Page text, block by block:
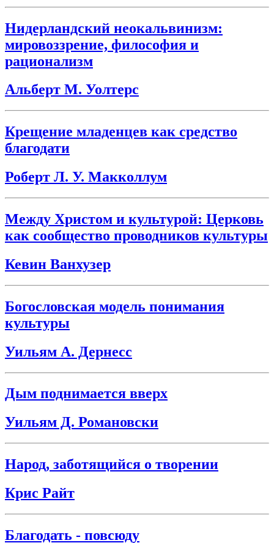
Нидерландский неокальвинизм:
мировоззрение, философия и
рационализм
Альберт М. Уолтерс
Крещение младенцев как средство
благодати
Роберт Л. У. Макколлум
Между Христом и культурой: Церковь
как сообщество проводников культуры
Кевин Ванхузер
Богословская модель понимания
культуры
Уильям А. Дернесс
Дым поднимается вверх
Уильям Д. Романовски
Народ, заботящийся о творении
Крис Райт
Благодать - повсюду